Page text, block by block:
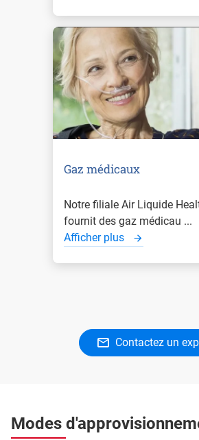
Gaz médicaux
Notre filiale Air Liquide
fournit des gaz médicau ...
Afficher plus
Contactez un
Modes